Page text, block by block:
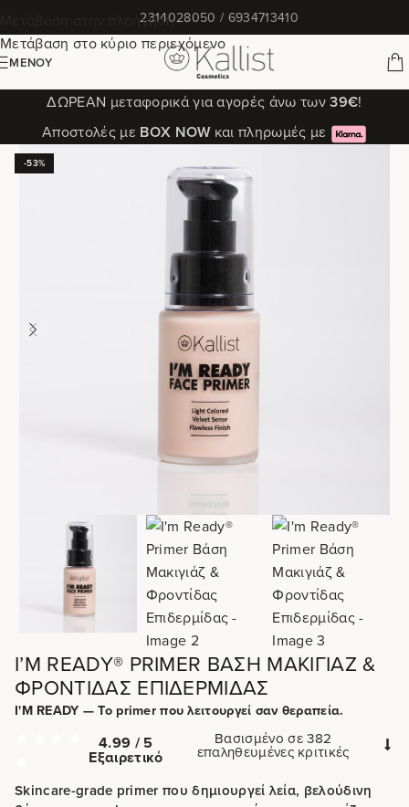
Μετάβαση στην πλοήγηση
Μετάβαση στο κύριο περιεχόμενο
✆2314028050 / 6934713410
ΜΕΝΟΎ
ΔΩΡΕΑΝ μεταφορικά για αγορές άνω των39€!
Αποστολές με ΒΟΧ ΝΟWκαι πληρωμές με
-53%
I’M READY® PRIMER ΒΆΣΗ ΜΑΚΙΓΙΆΖ &
ΦΡΟΝΤΊΔΑΣ ΕΠΙΔΕΡΜΊΔΑΣ
I'M READY — Το primer που λειτουργεί σαν θεραπεία.
4.99 / 5
Εξαιρετικό
Βασισμένο σε 382
επαληθευμένες κριτικές
Skincare-grade primer που δημιουργεί λεία, βελούδινη